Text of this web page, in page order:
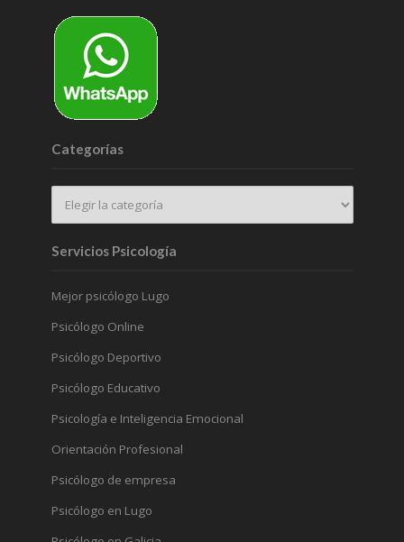
Categorías
Servicios Psicología
Mejor psicólogo Lugo
Psicólogo Online
Psicólogo Deportivo
Psicólogo Educativo
Psicología e Inteligencia Emocional
Orientación Profesional
Psicólogo de empresa
Psicólogo en Lugo